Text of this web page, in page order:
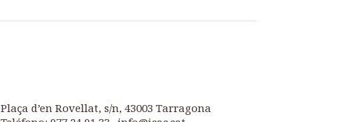
Plaça d’en Rovellat, s/n, 43003 Tarragona